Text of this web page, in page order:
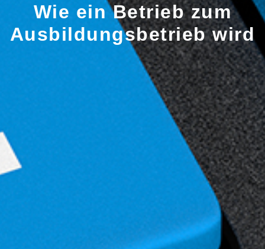
Wie ein Betrieb zum
Ausbildungsbetrieb wird